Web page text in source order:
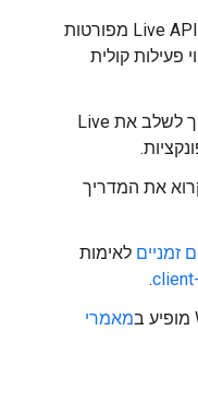
מפורטות
פעילות קולית
מוסבר איך לשלב את Live
את המדריך
זמניים לאימות
.
מאמרי